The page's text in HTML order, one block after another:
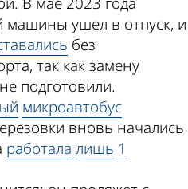
машины ушел в отпуск, и
без
так как замену
подготовили.
микроавтобус
вновь начались
работала лишь 1